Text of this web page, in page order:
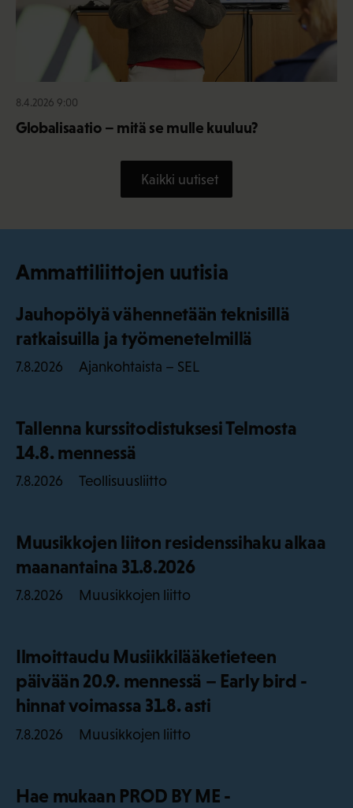
8.4.2026 9:00
Globalisaatio – mitä se mulle kuuluu?
Kaikki uutiset
Ammattiliittojen uutisia
Jauhopölyä vähennetään teknisillä
ratkaisuilla ja työmenetelmillä
7.8.2026 Ajankohtaista – SEL
Tallenna kurssitodistuksesi Telmosta
14.8. mennessä
7.8.2026 Teollisuusliitto
Muusikkojen liiton residenssihaku alkaa
maanantaina 31.8.2026
7.8.2026 Muusikkojen liitto
Ilmoittaudu Musiikkilääketieteen
päivään 20.9. mennessä – Early bird -
hinnat voimassa 31.8. asti
7.8.2026 Muusikkojen liitto
Hae mukaan PROD BY ME -